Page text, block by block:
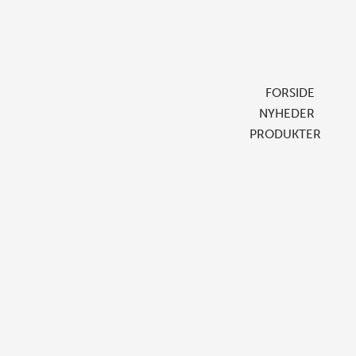
FORSIDE
NYHEDER
PRODUKTER